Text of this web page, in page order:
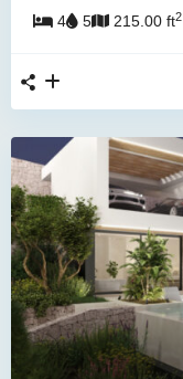
4 5 215.00 ft2